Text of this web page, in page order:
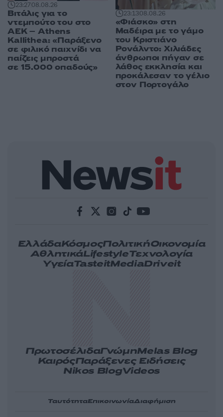
23:2708.08.26
Βιτάλις για το
ντεμπούτο του στο
ΑΕΚ – Athens
Kallithea: «Παράξενο
σε φιλικό παιχνίδι να
παίζεις μπροστά
σε 15.000 οπαδούς»
23:1308.08.26
«Φιάσκο» στη
Μαδέιρα με το γάμο
του Κριστιάνο
Ρονάλντο: Χιλιάδες
άνθρωποι πήγαν σε
λάθος εκκλησία και
προκάλεσαν το γέλιο
στον Πορτογάλο
ΕλλάδαΚόσμοςΠολιτικήΟικονομία
ΑθλητικάLifestyleΤεχνολογία
ΥγείαTasteitMediaDriveit
ΠρωτοσέλιδαΓνώμηMelas Blog
ΚαιρόςΠαράξενες Ειδήσεις
Nikos BlogVideos
ΤαυτότηταΕπικοινωνίαΔιαφήμιση